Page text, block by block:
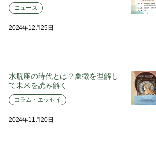
ニュース
2024年12月25日
水瓶座の時代とは？象徴を理解し
て未来を読み解く
コラム・エッセイ
2024年11月20日